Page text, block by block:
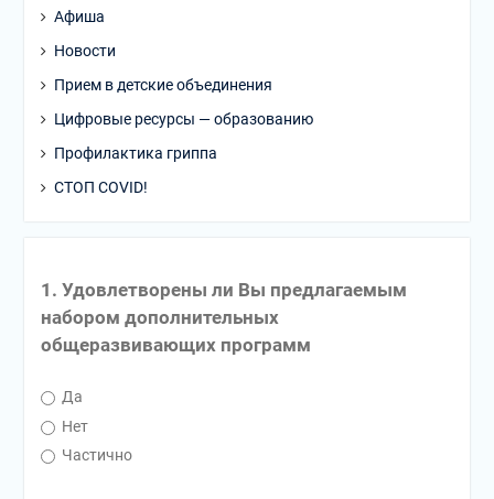
Афиша
Новости
Прием в детские объединения
Цифровые ресурсы — образованию
Профилактика гриппа
СТОП COVID!
1. Удовлетворены ли Вы предлагаемым
набором дополнительных
общеразвивающих программ
Да
Нет
Частично